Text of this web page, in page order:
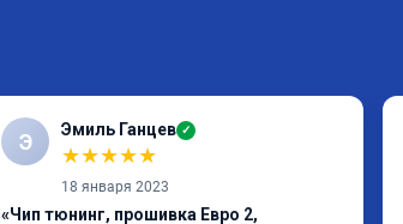
Э Эмиль Ганцев ✓
★★★★★
18 января 2023
«Чип тюнинг, прошивка Евро 2,